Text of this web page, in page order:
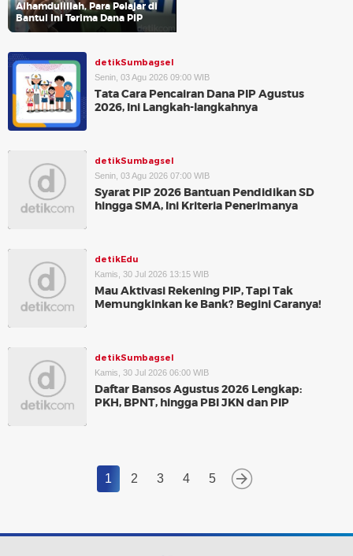
Alhamdulillah, Para Pelajar di
Bantul Ini Terima Dana PIP
detikSumbagsel
Senin, 03 Agu 2026 09:00 WIB
Tata Cara Pencairan Dana PIP Agustus
2026, Ini Langkah-langkahnya
detikSumbagsel
Senin, 03 Agu 2026 07:00 WIB
Syarat PIP 2026 Bantuan Pendidikan SD
hingga SMA, Ini Kriteria Penerimanya
detikEdu
Kamis, 30 Jul 2026 13:15 WIB
Mau Aktivasi Rekening PIP, Tapi Tak
Memungkinkan ke Bank? Begini Caranya!
detikSumbagsel
Kamis, 30 Jul 2026 06:00 WIB
Daftar Bansos Agustus 2026 Lengkap:
PKH, BPNT, hingga PBI JKN dan PIP
1 2 3 4 5